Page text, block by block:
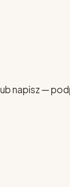
napisz —